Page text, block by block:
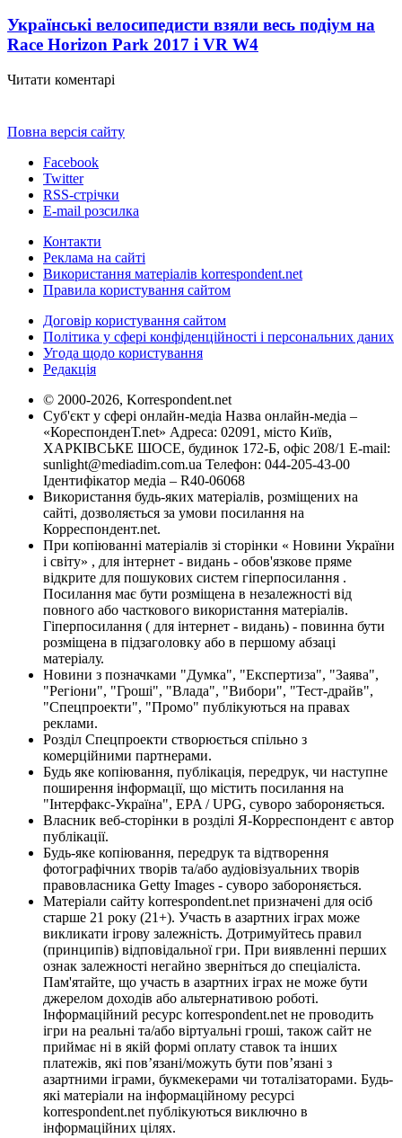
Українські велосипедисти взяли весь подіум на
Race Horizon Park 2017 і VR W4
Читати коментарі
Повна версія сайту
Facebook
Twitter
RSS-стрічки
E-mail розсилка
Контакти
Реклама на сайті
Використання матеріалів korrespondent.net
Правила користування сайтом
Договір користування сайтом
Політика у сфері конфіденційності і персональних даних
Угода щодо користування
Редакція
© 2000-2026, Korrespondent.net
Суб'єкт у сфері онлайн-медіа Назва онлайн-медіа –
«КореспонденТ.net» Адреса: 02091, місто Київ,
ХАРКІВСЬКЕ ШОСЕ, будинок 172-Б, офіс 208/1 E-mail:
sunlight@mediadim.com.ua Телефон: 044-205-43-00
Ідентифікатор медіа – R40-06068
Використання будь-яких матеріалів, розміщених на
сайті, дозволяється за умови посилання на
Корреспондент.net.
При копіюванні матеріалів зі сторінки « Новини України
і світу» , для інтернет - видань - обов'язкове пряме
відкрите для пошукових систем гіперпосилання .
Посилання має бути розміщена в незалежності від
повного або часткового використання матеріалів.
Гіперпосилання ( для інтернет - видань) - повинна бути
розміщена в підзаголовку або в першому абзаці
матеріалу.
Новини з позначками "Думка", "Експертиза", "Заява",
"Регіони", "Гроші", "Влада", "Вибори", "Тест-драйв",
"Спецпроекти", "Промо" публікуються на правах
реклами.
Розділ Спецпроекти створюється спільно з
комерційними партнерами.
Будь яке копіювання, публікація, передрук, чи наступне
поширення інформації, що містить посилання на
"Інтерфакс-Україна", EPA / UPG, суворо забороняється.
Власник веб-сторінки в розділі Я-Корреспондент є автор
публікації.
Будь-яке копіювання, передрук та відтворення
фотографічних творів та/або аудіовізуальних творів
правовласника Getty Images - суворо забороняється.
Матеріали сайту korrespondent.net призначені для осіб
старше 21 року (21+). Участь в азартних іграх може
викликати ігрову залежність. Дотримуйтесь правил
(принципів) відповідальної гри. При виявленні перших
ознак залежності негайно зверніться до спеціаліста.
Пам'ятайте, що участь в азартних іграх не може бути
джерелом доходів або альтернативою роботі.
Інформаційний ресурс korrespondent.net не проводить
ігри на реальні та/або віртуальні гроші, також сайт не
приймає ні в якій формі оплату ставок та інших
платежів, які пов’язані/можуть бути пов’язані з
азартними іграми, букмекерами чи тоталізаторами. Будь-
які матеріали на інформаційному ресурсі
korrespondent.net публікуються виключно в
інформаційних цілях.